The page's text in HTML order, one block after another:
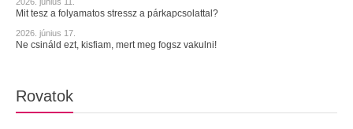
Mit tesz a folyamatos stressz a párkapcsolattal?
2026. június 17.
Ne csináld ezt, kisfiam, mert meg fogsz vakulni!
Rovatok